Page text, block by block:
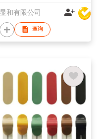
显和有限公司
查询